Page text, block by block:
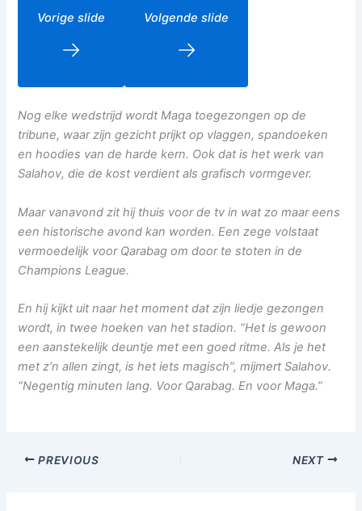
Vorige slide Volgende slide
Nog elke wedstrijd wordt Maga toegezongen op de
tribune, waar zijn gezicht prijkt op vlaggen, spandoeken
en hoodies van de harde kern. Ook dat is het werk van
Salahov, die de kost verdient als grafisch vormgever.
Maar vanavond zit hij thuis voor de tv in wat zo maar eens
een historische avond kan worden. Een zege volstaat
vermoedelijk voor Qarabag om door te stoten in de
Champions League.
En hij kijkt uit naar het moment dat zijn liedje gezongen
wordt, in twee hoeken van het stadion. “Het is gewoon
een aanstekelijk deuntje met een goed ritme. Als je het
met z’n allen zingt, is het iets magisch”, mijmert Salahov.
“Negentig minuten lang. Voor Qarabag. En voor Maga.”
PREVIOUS NEXT